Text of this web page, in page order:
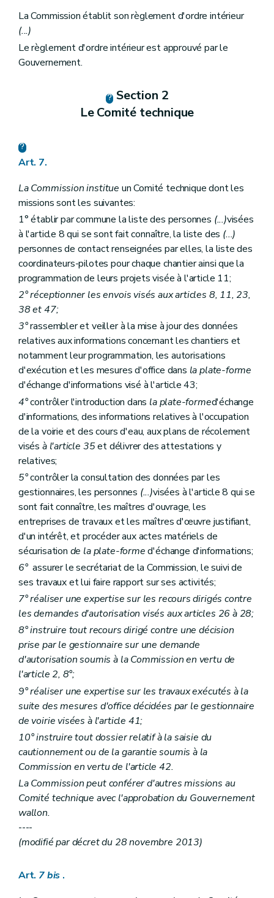
La Commission établit son règlement d'ordre intérieur
(...)
Le règlement d'ordre intérieur est approuvé par le
Gouvernement.
Section 2
Le Comité technique
Art. 7.
La Commission institue un Comité technique dont les
missions sont les suivantes:
1° établir par commune la liste des personnes (...)visées
à l'article 8 qui se sont fait connaître, la liste des (...)
personnes de contact renseignées par elles, la liste des
coordinateurs-pilotes pour chaque chantier ainsi que la
programmation de leurs projets visée à l'article 11;
2° réceptionner les envois visés aux articles 8, 11, 23,
38 et 47;
3°rassembler et veiller à la mise à jour des données
relatives aux informations concernant les chantiers et
notamment leur programmation, les autorisations
d'exécution et les mesures d'office dans la plate-forme
d'échange d'informations visé à l'article 43;
4°contrôler l'introduction dans la plate-formed'échange
d'informations, des informations relatives à l'occupation
de la voirie et des cours d'eau, aux plans de récolement
visés à l'article 35et délivrer des attestations y
relatives;
5°contrôler la consultation des données par les
gestionnaires, les personnes (...)visées à l'article 8 qui se
sont fait connaître, les maîtres d'ouvrage, les
entreprises de travaux et les maîtres d'œuvre justifiant,
d'un intérêt, et procéder aux actes matériels de
sécurisation de la plate-formed'échange d'informations;
6°assurer le secrétariat de la Commission, le suivi de
ses travaux et lui faire rapport sur ses activités;
7° réaliser une expertise sur les recours dirigés contre
les demandes d'autorisation visés aux articles 26 à 28;
8° instruire tout recours dirigé contre une décision
prise par le gestionnaire sur une demande
d'autorisation soumis à la Commission en vertu de
l'article 2, 8°;
9° réaliser une expertise sur les travaux exécutés à la
suite des mesures d'office décidées par le gestionnaire
de voirie visées à l'article 41;
10° instruire tout dossier relatif à la saisie du
cautionnement ou de la garantie soumis à la
Commission en vertu de l'article 42.
La Commission peut conférer d'autres missions au
Comité technique avec l'approbation du Gouvernement
wallon.
----
(modifié par décret du 28 novembre 2013)
Art. 7bis .